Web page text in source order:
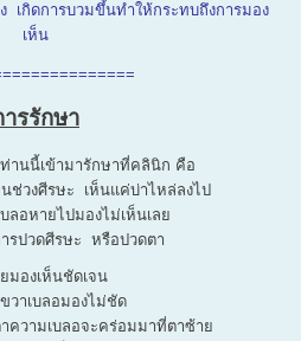
เกิดการบวมขึ้นทำให้กระทบถึงการมอง
เห็น
ารรักษา
านนี้เข้ามารักษาที่คลินิก คือ
ช่วงศีรษะ เห็นแค่บ่าไหล่ลงไป
บลอหายไปมองไม่เห็นเลย
รปวดศีรษะ หรือปวดตา
มองเห็นชัดเจน
วาเบลอมองไม่ชัด
ความเบลอจะคร่อมมาที่ตาซ้าย